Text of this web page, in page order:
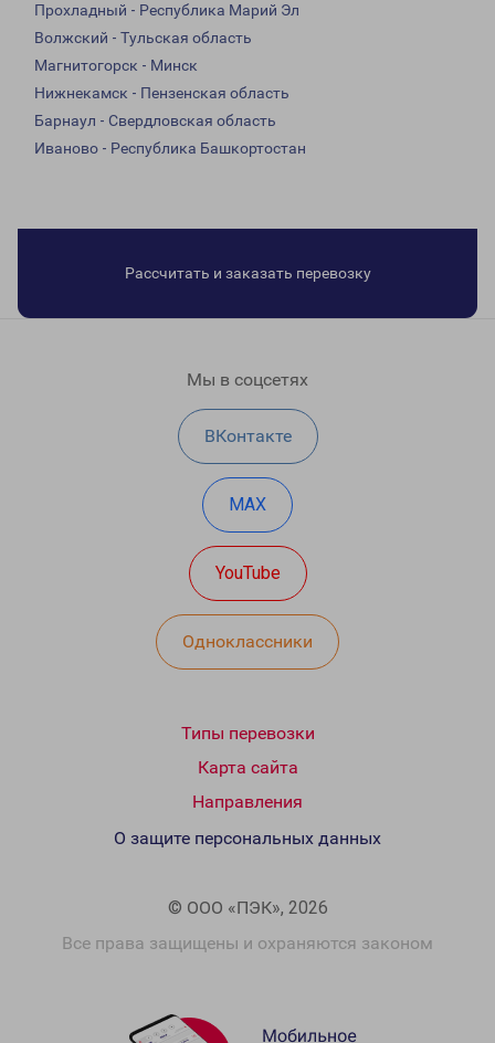
Прохладный - Республика Марий Эл
Волжский - Тульская область
Магнитогорск - Минск
Нижнекамск - Пензенская область
Барнаул - Свердловская область
Иваново - Республика Башкортостан
Рассчитать и заказать перевозку
Мы в соцсетях
ВКонтакте
MAX
YouTube
Одноклассники
Типы перевозки
Карта сайта
Направления
© ООО «ПЭК», 2026
Все права защищены и охраняются законом
О защите персональных данных